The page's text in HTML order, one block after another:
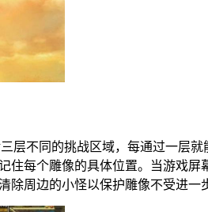
层不同的挑战区域，每通过一层
住每个雕像的具体位置。当游戏
周边的小怪以保护雕像不受进一